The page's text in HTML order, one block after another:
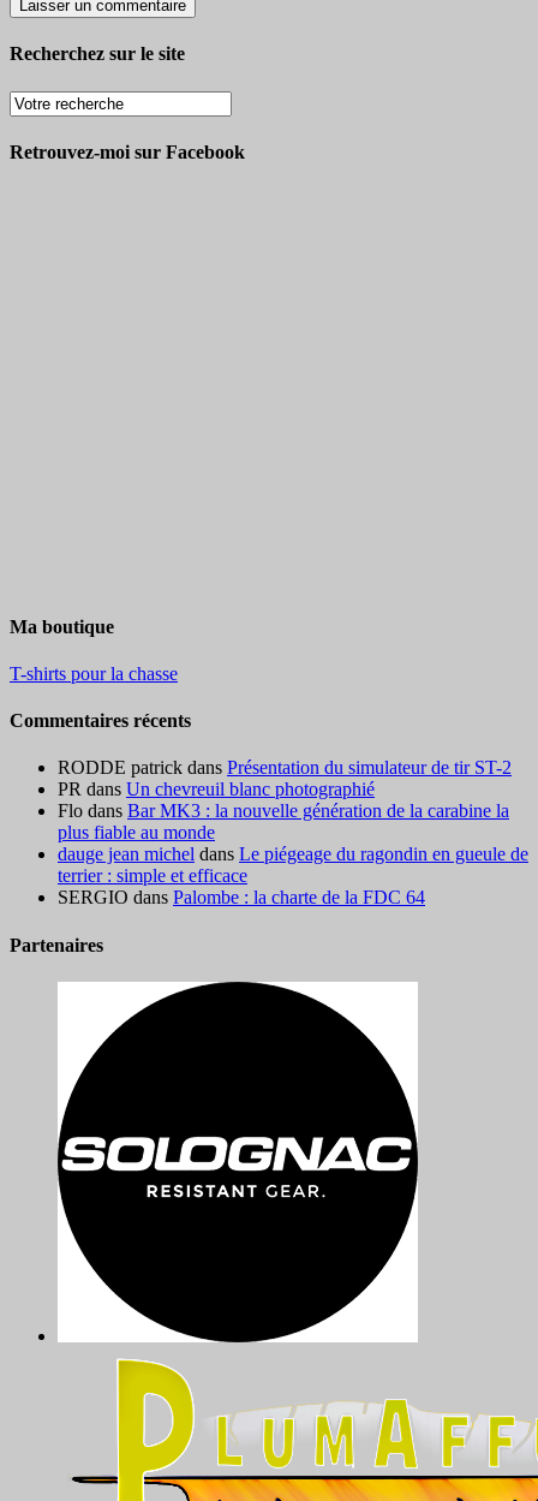
Recherchez sur le site
Retrouvez-moi sur Facebook
Ma boutique
T-shirts pour la chasse
Commentaires récents
RODDE patrick dans Présentation du simulateur de tir ST-2
PR dans Un chevreuil blanc photographié
Flo dans Bar MK3 : la nouvelle génération de la carabine la
plus fiable au monde
dauge jean michel dans Le piégeage du ragondin en gueule de
terrier : simple et efficace
SERGIO dans Palombe : la charte de la FDC 64
Partenaires